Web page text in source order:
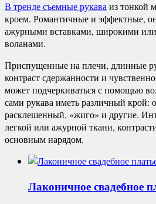
В тренде съемные рукава из тонкой
кроем. Романтичные и эффектные,
ажурными вставками, широкими
воланами.
Приспущенные на плечи, длинные
контраст сдержанности и
может подчеркиваться с помощью
сами рукава иметь различный
расклешенный, «жиго» и другие.
легкой или ажурной ткани,
основным нарядом.
Лаконичное свадебное